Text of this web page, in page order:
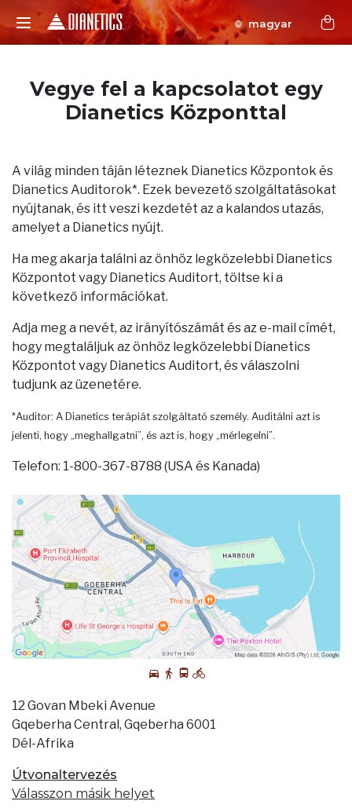
magyar
Vegye fel a kapcsolatot egy
Dianetics Központtal
A világ minden táján léteznek Dianetics Központok és
Dianetics Auditorok*. Ezek bevezető szolgáltatásokat
nyújtanak, és itt veszi kezdetét az a kalandos utazás,
amelyet a Dianetics nyújt.
Ha meg akarja találni az önhöz legközelebbi Dianetics
Központot vagy Dianetics Auditort, töltse ki a
következő információkat.
Adja meg a nevét, az irányítószámát és az e-mail címét,
hogy megtaláljuk az önhöz legközelebbi Dianetics
Központot vagy Dianetics Auditort, és válaszolni
tudjunk az üzenetére.
*Auditor: A Dianetics terápiát szolgáltató személy. Auditálni azt is
jelenti, hogy „meghallgatni”, és azt is, hogy „mérlegelni”.
Telefon: 1-800-367-8788 (USA és Kanada)
12 Govan Mbeki Avenue
Gqeberha Central, Gqeberha 6001
Dél-Afrika
Útvonaltervezés
Válasszon másik helyet